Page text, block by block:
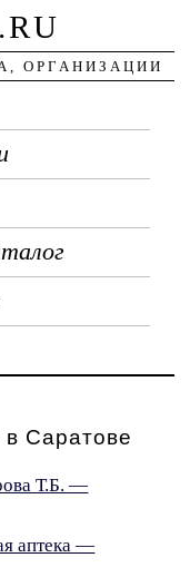
ОРГАНИЗАЦИИ
Саратове
Т.Б. —
аптека —